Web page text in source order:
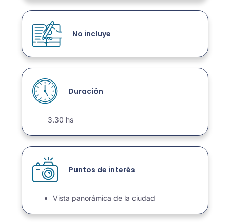
No incluye
Duración
3.30 hs
Puntos de interés
Vista panorámica de la ciudad